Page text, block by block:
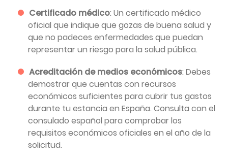
Certificado médico: Un certificado médico
oficial que indique que gozas de buena salud y
que no padeces enfermedades que puedan
representar un riesgo para la salud pública.
Acreditación de medios económicos: Debes
demostrar que cuentas con recursos
económicos suficientes para cubrir tus gastos
durante tu estancia en España. Consulta con el
consulado español para comprobar los
requisitos económicos oficiales en el año de la
solicitud.